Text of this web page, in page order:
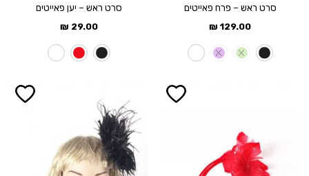
סרט ראש – פרח פאייטים
129.00
₪
סרט ראש – יען פאייטים
29.00
₪